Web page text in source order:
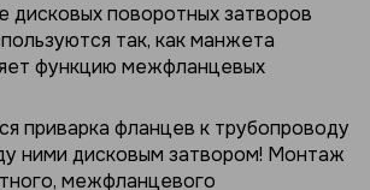
дисковых поворотных затворов
так, как манжета
функцию межфланцевых
приварка фланцев к трубопроводу
ними дисковым затвором! Монтаж
межфланцевого